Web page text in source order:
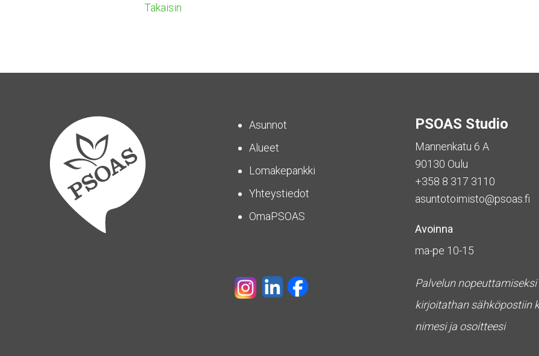
Takaisin
Asunnot
Alueet
Lomakepankki
Yhteystiedot
OmaPSOAS
PSOAS Studio
Mannenkatu 6 A
90130 Oulu
+358 8 317 3110
asuntotoimisto@psoas.fi
Avoinna
ma-pe 10-15
Palvelun nopeuttamiseksi
kirjoitathan sähköpostiin
nimesi ja osoitteesi